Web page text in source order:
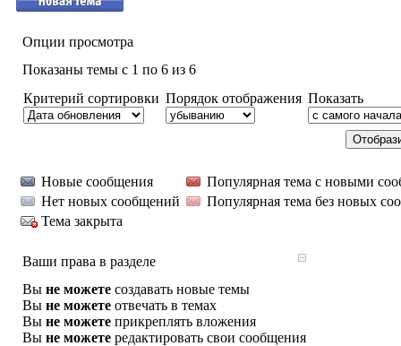
Опции просмотра
Показаны темы с 1 по 6 из 6
Критерий сортировки Порядок отображения Показать
Новые сообщения
Популярная тема с новыми
Нет новых сообщений
Популярная тема без новых
Тема закрыта
Ваши права в разделе
Вы не можете создавать новые темы
Вы не можете отвечать в темах
Вы не можете прикреплять вложения
Вы не можете редактировать свои сообщения